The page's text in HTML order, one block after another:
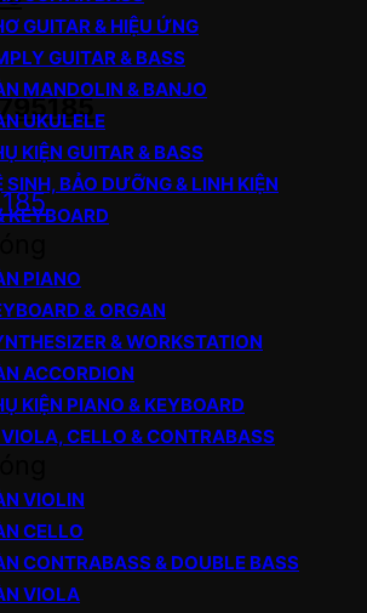
GUITAR & HIỆU ỨNG
GUITAR & BASS
MANDOLIN & BANJO
UKULELE
KIỆN GUITAR & BASS
SINH, BẢO DƯỠNG & LINH KIỆN
KEYBOARD
PIANO
& ORGAN
& WORKSTATION
ACCORDION
KIỆN PIANO & KEYBOARD
CELLO & CONTRABASS
VIOLIN
CELLO
CONTRABASS & DOUBLE BASS
VIOLA